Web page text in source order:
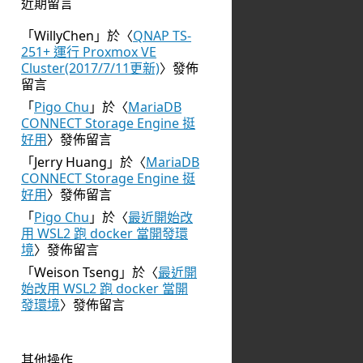
「WillyChen 」於〈QNAP TS-
251+ 運行 Proxmox VE
Cluster(2017/7/11更新)〉發佈
留言
「Pigo Chu 」於〈MariaDB
CONNECT Storage Engine 挺
好用〉發佈留言
「Jerry Huang 」於〈MariaDB
CONNECT Storage Engine 挺
好用〉發佈留言
「Pigo Chu 」於〈最近開始改
用 WSL2 跑 docker 當開發環
境〉發佈留言
「Weison Tseng 」於〈最近開
始改用 WSL2 跑 docker 當開
發環境〉發佈留言
其他操作